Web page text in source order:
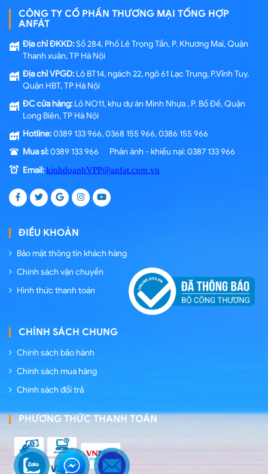
CÔNG TY CỔ PHẦN THƯƠNG MẠI TỔNG HỢP
ANFÁT
Địa chỉ ĐKKD:Số 284, Phố Lê Trọng Tấn, P. Khương Mai, Quận
Thanh xuân, TP Hà Nội
Địa chỉ VPGD: Lô BT14, ngách 22, ngõ 61 Lạc Trung, P.Vĩnh Tuy,
Quận HBT, TP Hà Nội
ĐC cửa hàng: Lô NO11, khu dự án Minh Nhựa , P. Bồ Đề, Quận
Long Biên, TP Hà Nội
Hotline:0389 133 966, 0368 155 966, 0386 155 966
Mua sỉ:0389 133 966 Phản ánh - khiếu nại: 0387 133 966
Email:kinhdoanhVPP@anfat.com.vn
ĐIỀU KHOẢN
Bảo mật thông tin khách hàng
Chính sách vận chuyển
Hình thức thanh toán
CHÍNH SÁCH CHUNG
Chính sách bảo hành
Chính sách mua hàng
Chính sách đổi trả
PHƯƠNG THỨC THANH TOÁN